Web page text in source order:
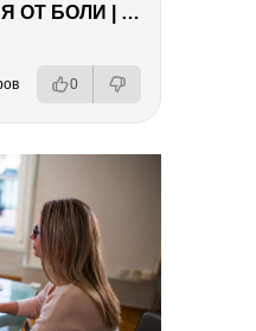
ИЗБАВЛЯЕМСЯ ОТ БОЛИ | Важность режима и питания
0